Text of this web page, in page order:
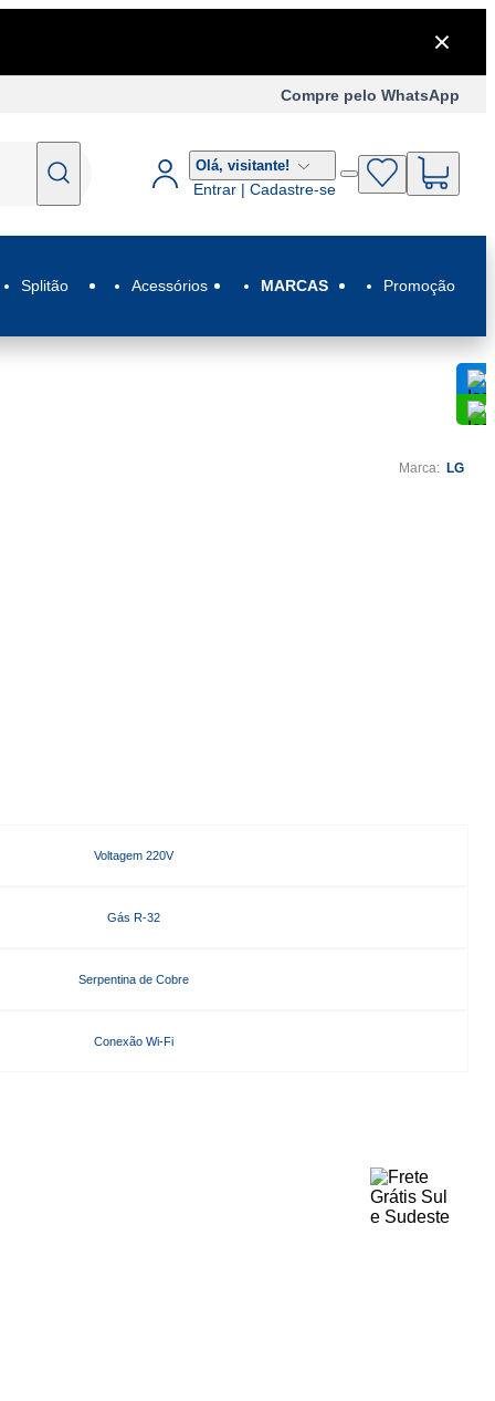
Compre pelo WhatsApp
Olá, visitante!
Entrar | Cadastre-se
Splitão Acessórios MARCAS Promoção
Marca: LG
Voltagem 220V
Gás R-32
Serpentina de Cobre
Conexão Wi-Fi